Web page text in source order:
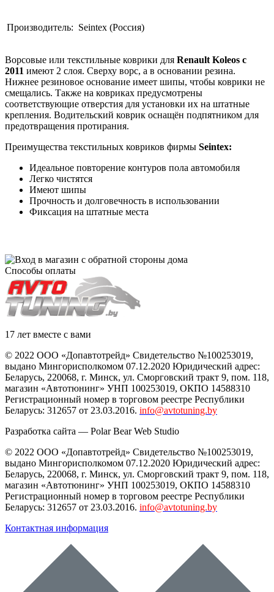
Производитель: Seintex (Россия)
Ворсовые или текстильные коврики для Renault Koleos с
2011 имеют 2 слоя. Сверху ворс, а в основании резина.
Нижнее резиновое основание имеет шипы, чтобы коврики не
смещались. Также на ковриках предусмотрены
соответствующие отверстия для установки их на штатные
крепления. Водительский коврик оснащён подпятником для
предотвращения протирания.
Преимущества текстильных ковриков фирмы Seintex:
Идеальное повторение контуров пола автомобиля
Легко чистятся
Имеют шипы
Прочность и долговечность в использовании
Фиксация на штатные места
Способы оплаты
17 лет вместе с вами
© 2022 ООО «Допавтотрейд» Свидетельство №100253019,
выдано Мингорисполкомом 07.12.2020 Юридический адрес:
Беларусь, 220068, г. Минск, ул. Сморговский тракт 9, пом. 118,
магазин «Автотюнинг» УНП 100253019, ОКПО 14588310
Регистрационный номер в торговом реестре Республики
Беларусь: 312657 от 23.03.2016. info@avtotuning.by
Разработка сайта — Polar Bear Web Studio
© 2022 ООО «Допавтотрейд» Свидетельство №100253019,
выдано Мингорисполкомом 07.12.2020 Юридический адрес:
Беларусь, 220068, г. Минск, ул. Сморговский тракт 9, пом. 118,
магазин «Автотюнинг» УНП 100253019, ОКПО 14588310
Регистрационный номер в торговом реестре Республики
Беларусь: 312657 от 23.03.2016. info@avtotuning.by
Контактная информация